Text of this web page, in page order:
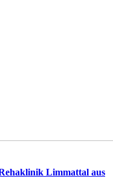
Limmattal aus